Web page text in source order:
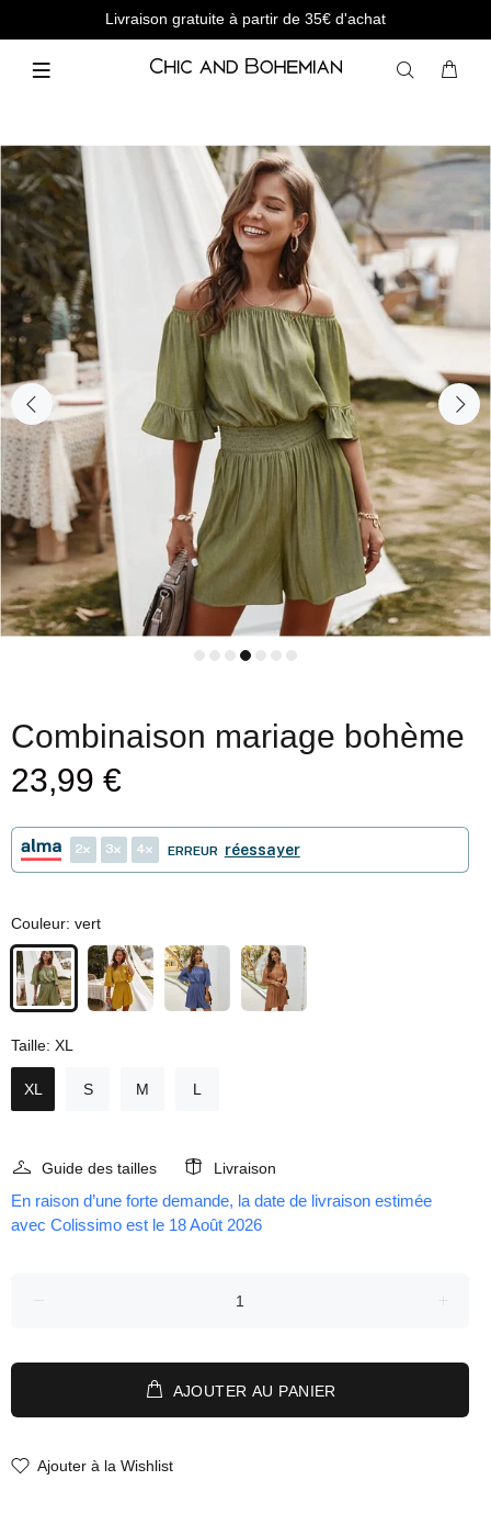
Livraison gratuite à partir de 35€ d'achat
Combinaison mariage bohème
23,99 €
2 3 4 ERREUR réessayer
Couleur: vert
Taille: XL
XL S M L
Guide des tailles Livraison
En raison d’une forte demande, la date de livraison estimée
avec Colissimo est le 18 Août 2026
AJOUTER AU PANIER
Ajouter à la Wishlist